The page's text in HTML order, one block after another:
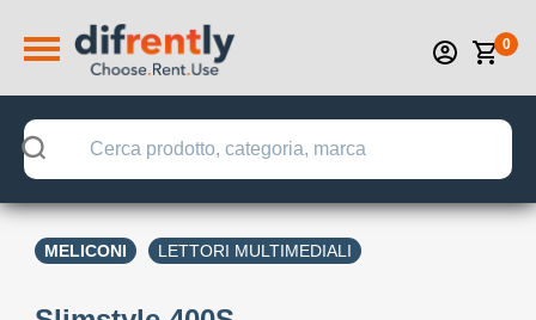
0
MELICONI LETTORI MULTIMEDIALI